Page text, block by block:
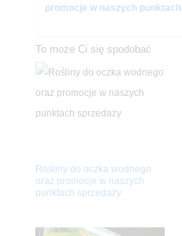
promocje w naszych punktach
To może Ci się spodobać
Rośliny do oczka wodnego
oraz promocje w naszych
punktach sprzedaży